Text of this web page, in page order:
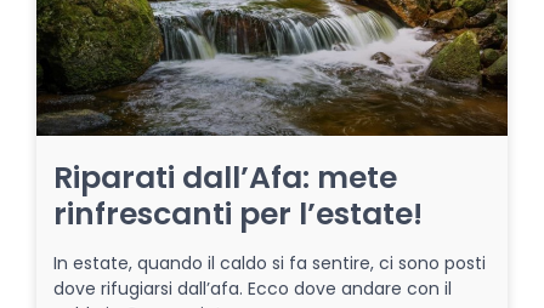
Riparati dall’Afa: mete
rinfrescanti per l’estate!
In estate, quando il caldo si fa sentire, ci sono posti
dove rifugiarsi dall’afa. Ecco dove andare con il